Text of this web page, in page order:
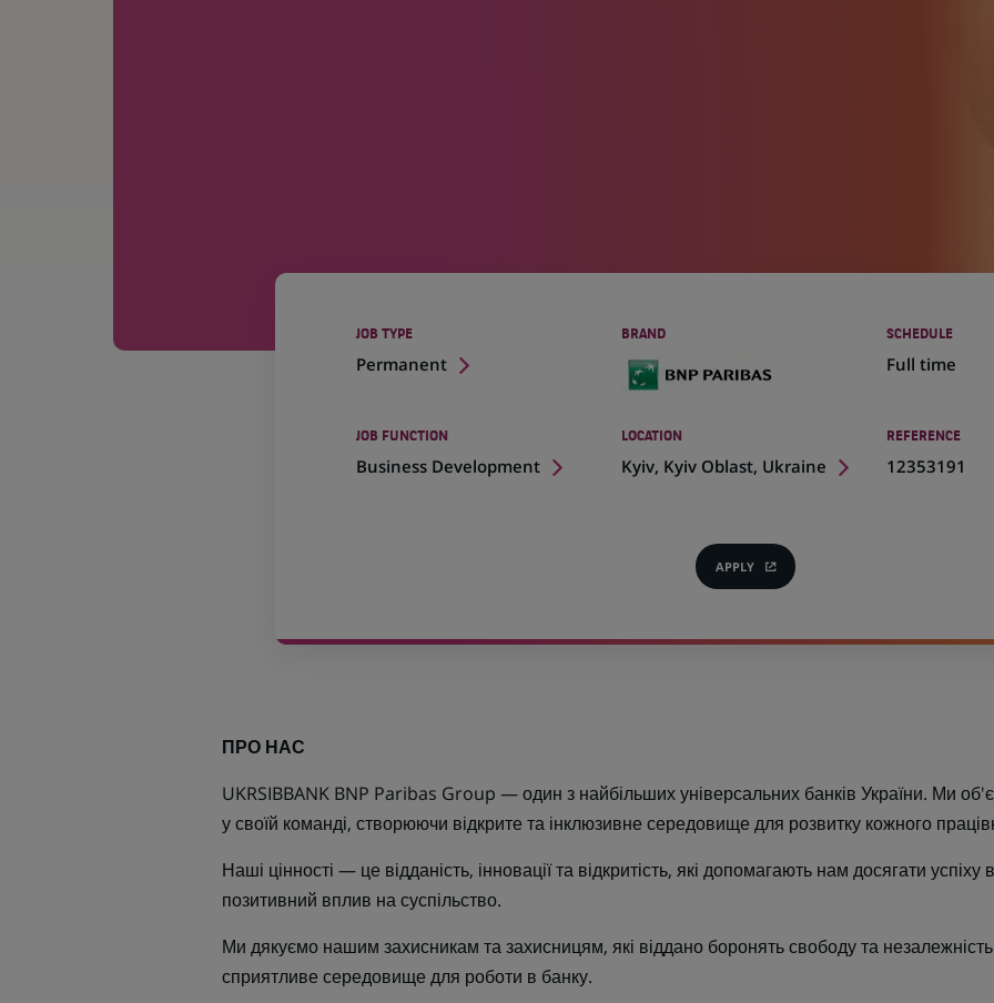
JOB TYPE
Permanent
BRAND SCHEDULE
Full time
JOB FUNCTION
Business Development
LOCATION
Kyiv, Kyiv Oblast, Ukraine
(Opens
REFERENCE
12353191
APPLY(OPENS
IN
ПРО НАС
UKRSIBBANK BNP Paribas Group — один з найбільших універсальних банків України. Ми
у своїй команді, створюючи відкрите та інклюзивне середовище для розвитку кожного
Наші цінності — це відданість, інновації та відкритість, які допомагають нам досягати успіху
позитивний вплив на суспільство.
Ми дякуємо нашим захисникам та захисницям, які віддано боронять свободу та
сприятливе середовище для роботи в банку.